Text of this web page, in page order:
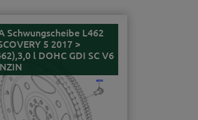
Schwungscheibe L462
5 2017 >
l DOHC GDI SC V6